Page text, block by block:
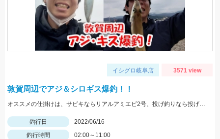
イシグロ岐阜店 3571 view
敦賀周辺でアジ＆シロギス爆釣！！
オススメの仕掛けは、サビキならリアルアミエビ2号、投げ釣りなら投げキス早掛2本3セット。
釣行日
2022/06/16
釣行時間
02:00～11:00